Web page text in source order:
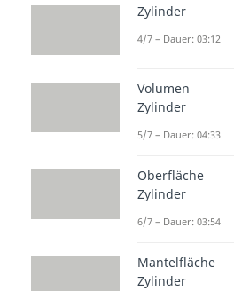
Zylinder
4/7 – Dauer: 03:12
Volumen
Zylinder
5/7 – Dauer: 04:33
Oberfläche
Zylinder
6/7 – Dauer: 03:54
Mantelfläche
Zylinder